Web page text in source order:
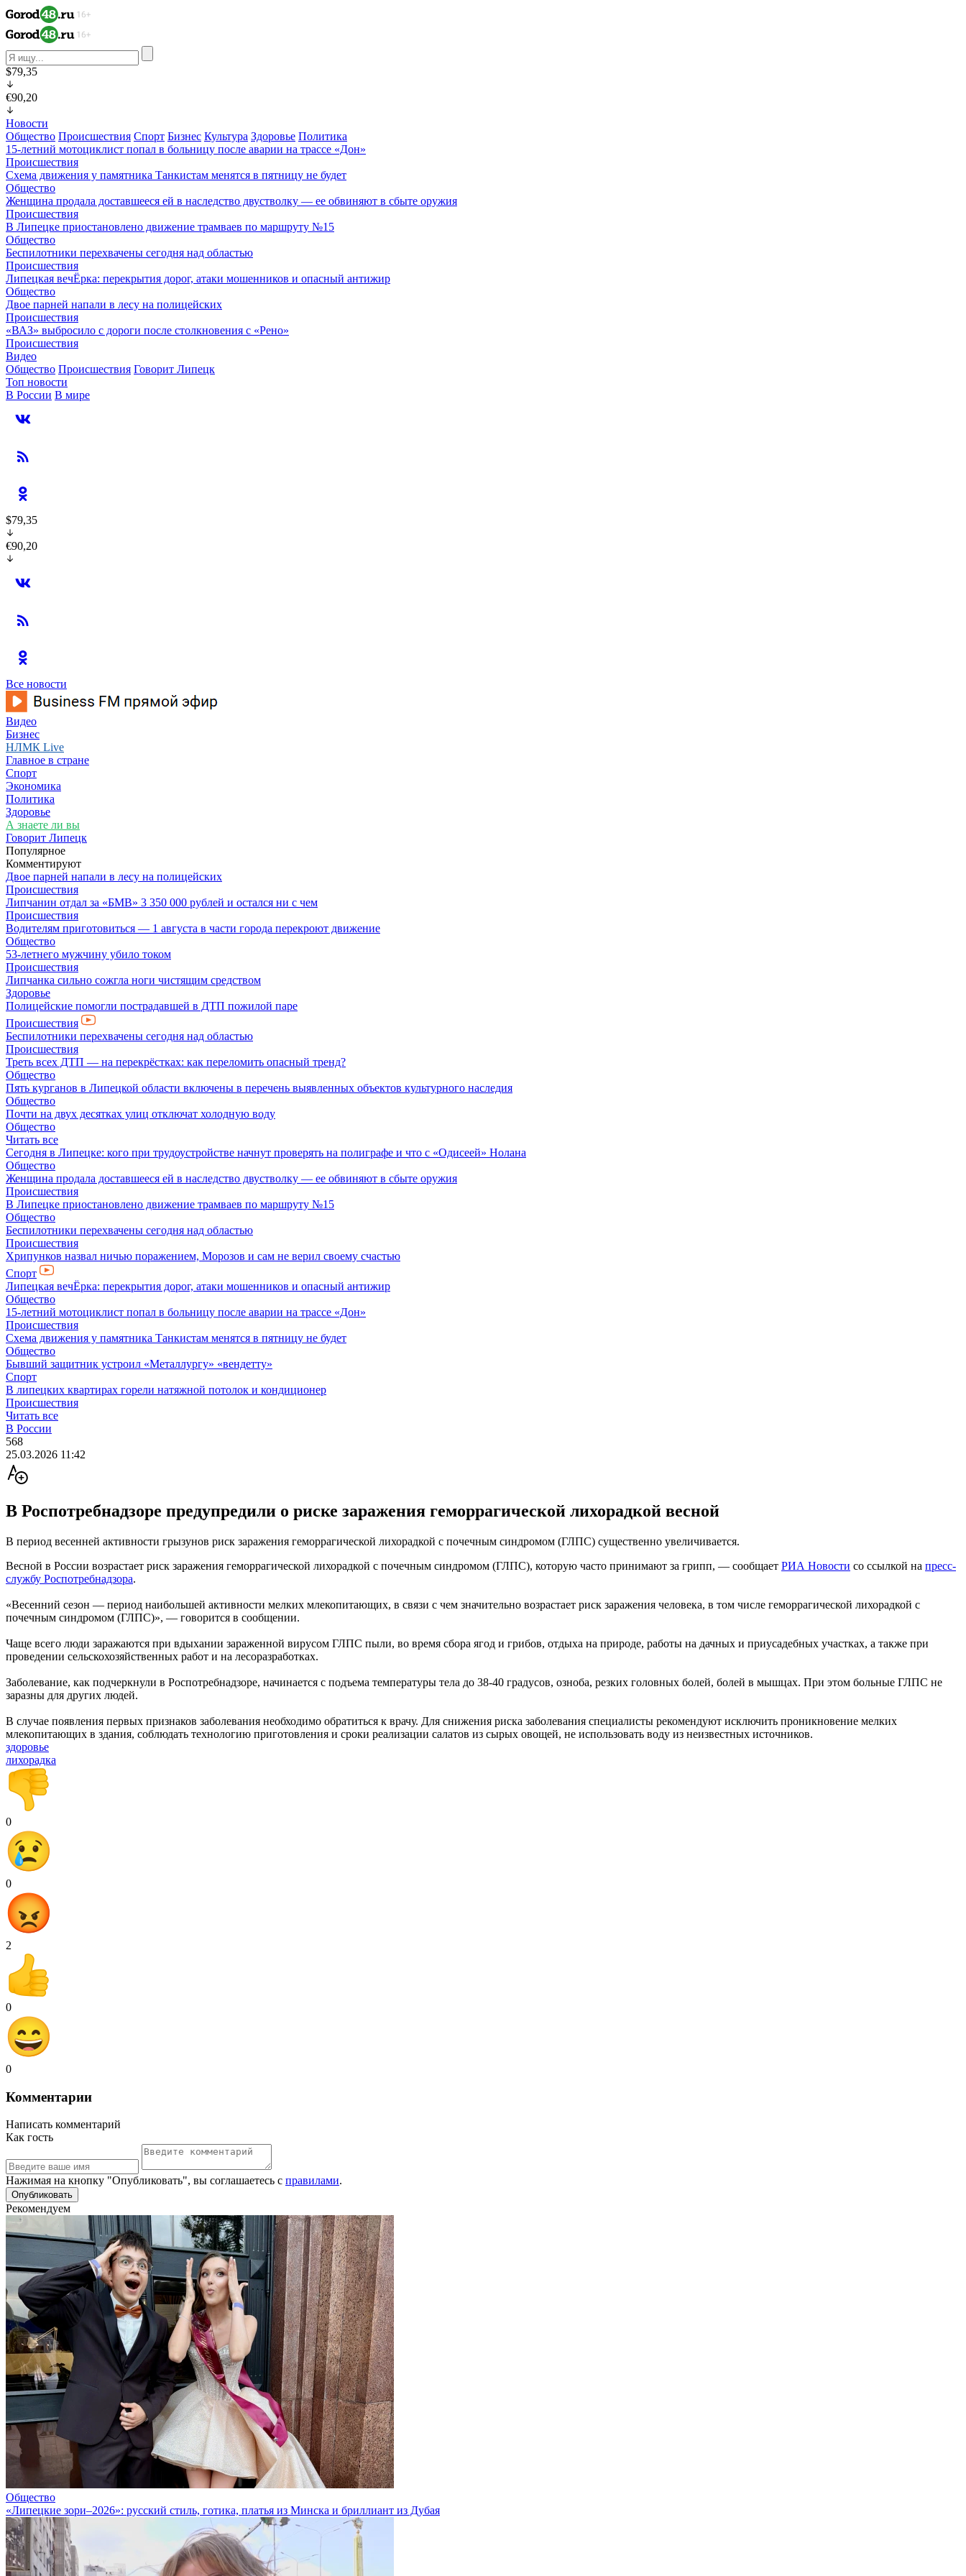
$79,35
€90,20
Новости
Общество Происшествия Спорт Бизнес Культура Здоровье Политика
15-летний мотоциклист попал в больницу после аварии на трассе «Дон»
Происшествия
Схема движения у памятника Танкистам менятся в пятницу не будет
Общество
Женщина продала доставшееся ей в наследство двустволку — ее обвиняют в сбыте оружия
Происшествия
В Липецке приостановлено движение трамваев по маршруту №15
Общество
Беспилотники перехвачены сегодня над областью
Происшествия
Липецкая вечЁрка: перекрытия дорог, атаки мошенников и опасный антижир
Общество
Двое парней напали в лесу на полицейских
Происшествия
«ВАЗ» выбросило с дороги после столкновения с «Рено»
Происшествия
Видео
Общество Происшествия Говорит Липецк
Топ новости
В России В мире
$79,35
€90,20
Все новости
Видео
Бизнес
НЛМК Live
Главное в стране
Спорт
Экономика
Политика
Здоровье
А знаете ли вы
Говорит Липецк
Популярное
Комментируют
Двое парней напали в лесу на полицейских
Происшествия
Липчанин отдал за «БМВ» 3 350 000 рублей и остался ни с чем
Происшествия
Водителям приготовиться — 1 августа в части города перекроют движение
Общество
53-летнего мужчину убило током
Происшествия
Липчанка сильно сожгла ноги чистящим средством
Здоровье
Полицейские помогли пострадавшей в ДТП пожилой паре
Происшествия
Беспилотники перехвачены сегодня над областью
Происшествия
Треть всех ДТП — на перекрёстках: как переломить опасный тренд?
Общество
Пять курганов в Липецкой области включены в перечень выявленных объектов культурного наследия
Общество
Почти на двух десятках улиц отключат холодную воду
Общество
Читать все
Сегодня в Липецке: кого при трудоустройстве начнут проверять на полиграфе и что с «Одисеей» Нолана
Общество
Женщина продала доставшееся ей в наследство двустволку — ее обвиняют в сбыте оружия
Происшествия
В Липецке приостановлено движение трамваев по маршруту №15
Общество
Беспилотники перехвачены сегодня над областью
Происшествия
Хрипунков назвал ничью поражением, Морозов и сам не верил своему счастью
Спорт
Липецкая вечЁрка: перекрытия дорог, атаки мошенников и опасный антижир
Общество
15-летний мотоциклист попал в больницу после аварии на трассе «Дон»
Происшествия
Схема движения у памятника Танкистам менятся в пятницу не будет
Общество
Бывший защитник устроил «Металлургу» «вендетту»
Спорт
В липецких квартирах горели натяжной потолок и кондиционер
Происшествия
Читать все
В России
568
25.03.2026 11:42
В Роспотребнадзоре предупредили о риске заражения геморрагической лихорадкой весной
В период весенней активности грызунов риск заражения геморрагической лихорадкой с почечным синдромом (ГЛПС) существенно увеличивается.
Весной в России возрастает риск заражения геморрагической лихорадкой с почечным синдромом (ГЛПС), которую часто принимают за грипп, — сообщает РИА Новости со ссылкой на пресс-
службу Роспотребнадзора.
«Весенний сезон — период наибольшей активности мелких млекопитающих, в связи с чем значительно возрастает риск заражения человека, в том числе геморрагической лихорадкой с
почечным синдромом (ГЛПС)», — говорится в сообщении.
Чаще всего люди заражаются при вдыхании зараженной вирусом ГЛПС пыли, во время сбора ягод и грибов, отдыха на природе, работы на дачных и приусадебных участках, а также при
проведении сельскохозяйственных работ и на лесоразработках.
Заболевание, как подчеркнули в Роспотребнадзоре, начинается с подъема температуры тела до 38-40 градусов, озноба, резких головных болей, болей в мышцах. При этом больные ГЛПС не
заразны для других людей.
В случае появления первых признаков заболевания необходимо обратиться к врачу. Для снижения риска заболевания специалисты рекомендуют исключить проникновение мелких
млекопитающих в здания, соблюдать технологию приготовления и сроки реализации салатов из сырых овощей, не использовать воду из неизвестных источников.
здоровье
лихорадка
0
0
2
0
0
Комментарии
Написать комментарий
Как гость
Нажимая на кнопку "Опубликовать", вы соглашаетесь с правилами.
Рекомендуем
Общество
«Липецкие зори–2026»: русский стиль, готика, платья из Минска и бриллиант из Дубая